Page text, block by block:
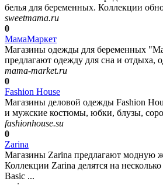
белья для беременных. Коллекции
sweetmama.ru
0
МамаМаркет
Магазины одежды для беременных
предлагают одежду для сна и отдыха,
mama-market.ru
0
Fashion House
Магазины деловой одежды Fashion
и мужские костюмы, юбки, блузы,
fashionhouse.su
0
Zarina
Магазины Zarina предлагают модную
Коллекции Zarina делятся на
Basic ...